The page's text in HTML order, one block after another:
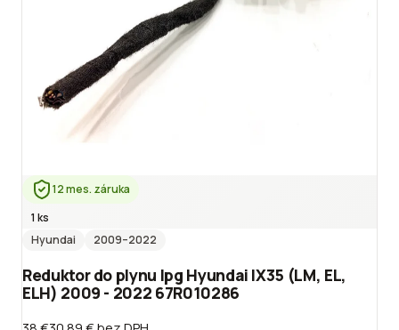
12 mes. záruka
1 ks
Hyundai
2009–2022
Reduktor do plynu lpg Hyundai IX35 (LM, EL,
ELH) 2009 - 2022 67R010286